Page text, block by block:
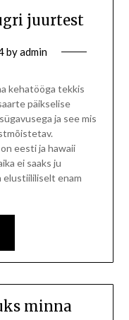
juurtest
byadmin
kehatööga tekkis
päikselise
ja see mis
eesti ja hawaii
ei saaks ju
enam
minna